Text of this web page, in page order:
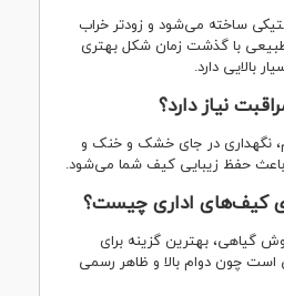
ساخته می‌شود و زودتر خراب
با گذشت زمان شکل بهتری
بالایی دارد.
نیاز دارد؟
نگهداری در جای خشک و خنک و
باعث حفظ زیبایی کیف شما می‌شود.
کیف‌های اداری چیست؟
گیاهی، بهترین گزینه برای
است چون دوام بالا و ظاهر رسمی